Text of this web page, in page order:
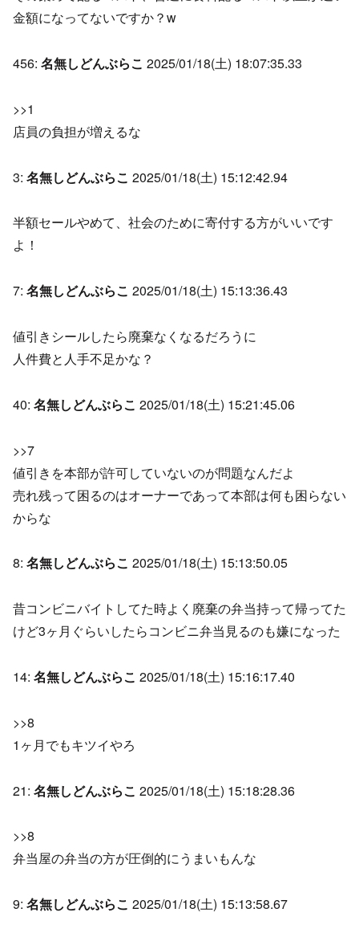
金額になってないですか？w
456: 名無しどんぶらこ 2025/01/18(土) 18:07:35.33
>>1
店員の負担が増えるな
3: 名無しどんぶらこ 2025/01/18(土) 15:12:42.94
半額セールやめて、社会のために寄付する方がいいです
よ！
7: 名無しどんぶらこ 2025/01/18(土) 15:13:36.43
値引きシールしたら廃棄なくなるだろうに
人件費と人手不足かな？
40: 名無しどんぶらこ 2025/01/18(土) 15:21:45.06
>>7
値引きを本部が許可していないのが問題なんだよ
売れ残って困るのはオーナーであって本部は何も困らない
からな
8: 名無しどんぶらこ 2025/01/18(土) 15:13:50.05
昔コンビニバイトしてた時よく廃棄の弁当持って帰ってた
けど3ヶ月ぐらいしたらコンビニ弁当見るのも嫌になった
14: 名無しどんぶらこ 2025/01/18(土) 15:16:17.40
>>8
1ヶ月でもキツイやろ
21: 名無しどんぶらこ 2025/01/18(土) 15:18:28.36
>>8
弁当屋の弁当の方が圧倒的にうまいもんな
9: 名無しどんぶらこ 2025/01/18(土) 15:13:58.67